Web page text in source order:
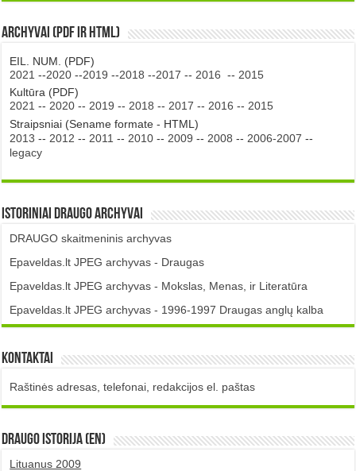
Archyvai (PDF ir HTML)
EIL. NUM. (PDF)
2021 --2020 --2019 --2018 --2017 -- 2016 -- 2015
Kultūra (PDF)
2021 -- 2020 -- 2019 -- 2018 -- 2017 -- 2016 -- 2015
Straipsniai (Sename formate - HTML)
2013 -- 2012 -- 2011 -- 2010 -- 2009 -- 2008 -- 2006-2007 --
legacy
Istoriniai DRAUGO Archyvai
DRAUGO skaitmeninis archyvas
Epaveldas.lt JPEG archyvas - Draugas
Epaveldas.lt JPEG archyvas - Mokslas, Menas, ir Literatūra
Epaveldas.lt JPEG archyvas - 1996-1997 Draugas anglų kalba
Kontaktai
Raštinės adresas, telefonai, redakcijos el. paštas
DRAUGO istorija (EN)
Lituanus 2009